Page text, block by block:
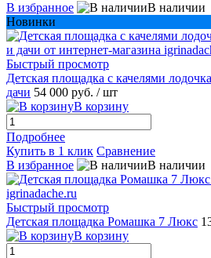
В избранное
В наличии
Новинки
Быстрый просмотр
Детская площадка с качелями
дачи 54 000 руб. / шт
В корзину
Подробнее
Купить в 1 клик Сравнение
В избранное
В наличии
Быстрый просмотр
Детская площадка Ромашка 7 Люкс
В корзину